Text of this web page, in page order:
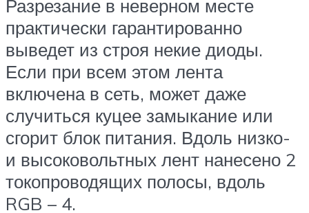
Разрезание в неверном месте
практически гарантированно
выведет из строя некие диоды.
Если при всем этом лента
включена в сеть, может даже
случиться куцее замыкание или
сгорит блок питания. Вдоль низко-
и высоковольтных лент нанесено 2
токопроводящих полосы, вдоль
RGB – 4.